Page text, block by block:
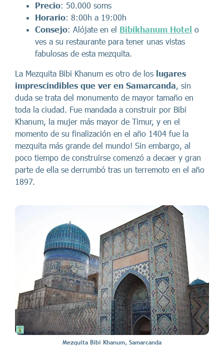
Precio: 50.000 soms
Horario: 8:00h a 19:00h
Consejo: Alójate en el Bibikhanum Hotel o
ves a su restaurante para tener unas vistas
fabulosas de esta mezquita.
La Mezquita Bibi Khanum es otro de los lugares
imprescindibles que ver en Samarcanda, sin
duda se trata del monumento de mayor tamaño en
toda la ciudad. Fue mandada a construir por Bibi
Khanum, la mujer más mayor de Timur, y en el
momento de su finalización en el año 1404 fue la
mezquita más grande del mundo! Sin embargo, al
poco tiempo de construirse comenzó a decaer y gran
parte de ella se derrumbó tras un terremoto en el año
1897.
Mezquita Bibi Khanum, Samarcanda